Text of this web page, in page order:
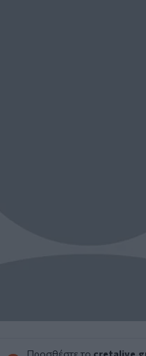
Προσθέστε το